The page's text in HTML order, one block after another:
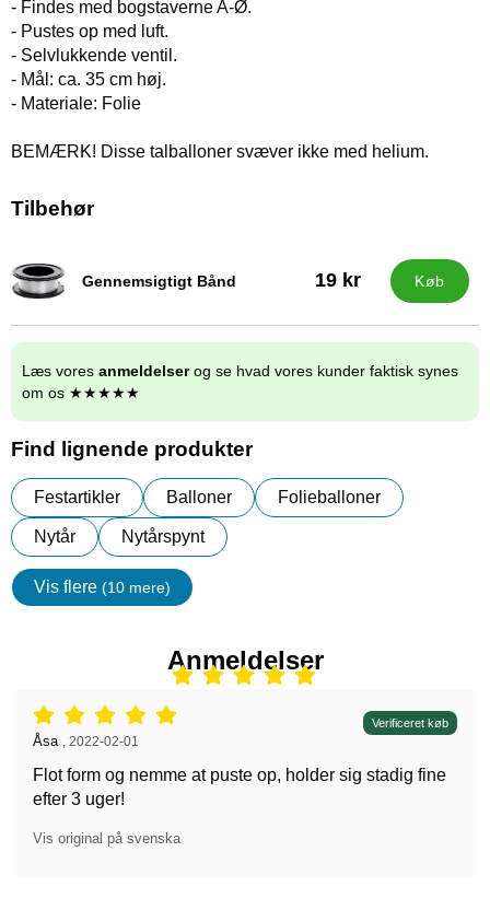
- Findes med bogstaverne A-Ø.
- Pustes op med luft.
- Selvlukkende ventil.
- Mål: ca. 35 cm høj.
- Materiale: Folie
BEMÆRK! Disse talballoner svæver ikke med helium.
Tilbehør
Gennemsigtigt Bånd
Varenr 32222 19 kr Køb
Læs vores anmeldelserog se hvad vores kunder faktisk synes
om os ★★★★★
Find lignende produkter
Festartikler Balloner Folieballoner
Nytår Nytårspynt
Vis flere (10 mere)
Egenskaper
Anmeldelser
Anmeldelser: 5 stjerne af 5, Verificeret køb
Anmeldelser af:
Åsa 2022-02-01
Flot form og nemme at puste op, holder sig stadig fine
efter 3 uger!
Vis original på svenska